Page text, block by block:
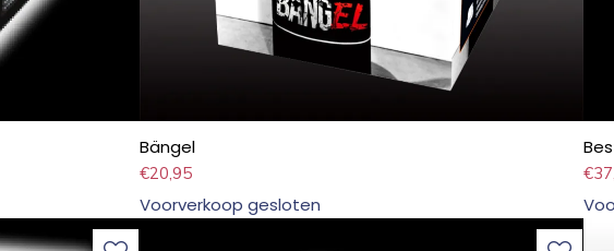
Bängel
€20,95
Voorverkoop gesloten
€